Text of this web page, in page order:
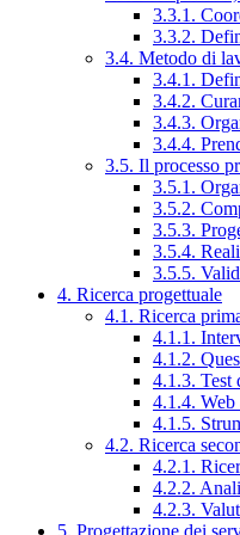
3.3.1.
3.3.2.
3.4. Metodo di
3.4.1.
3.4.2.
3.4.3.
3.4.4.
3.5. Il processo
3.5.1.
3.5.2.
3.5.3.
3.5.4.
3.5.5.
4. Ricerca progettuale
4.1. Ricerca
4.1.1.
4.1.2.
4.1.3. Test
4.1.4. Web
4.1.5.
4.2. Ricerca
4.2.1.
4.2.2.
4.2.3.
5. Progettazione dei